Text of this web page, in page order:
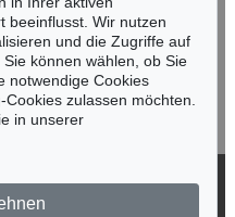
anmelden >
beeinflusst. Wir nutzen
und die Zugriffe auf
können wählen, ob Sie
notwendige Cookies
zulassen möchten.
in unserer